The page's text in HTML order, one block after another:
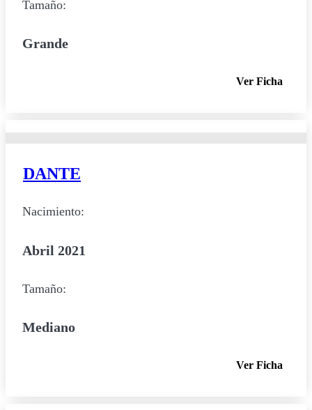
Tamaño:
Grande
Ver Ficha
DANTE
Nacimiento:
Abril 2021
Tamaño:
Mediano
Ver Ficha